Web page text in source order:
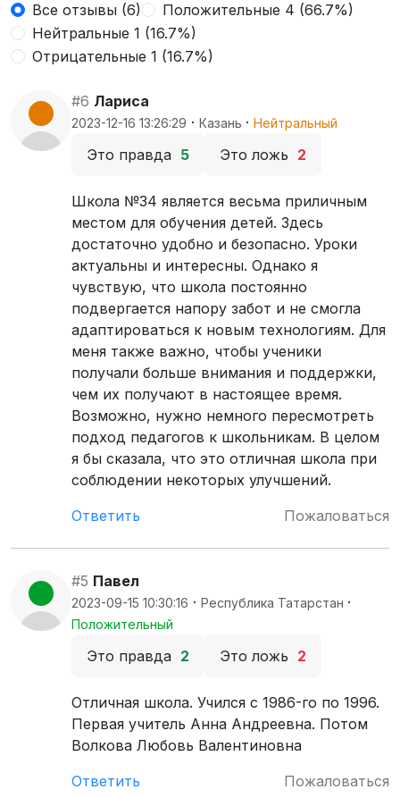
Все отзывы (6)
Положительные 4 (66.7%)
Нейтральные 1 (16.7%)
Отрицательные 1 (16.7%)
#6 Лариса
2023-12-16 13:26:29 · Казань · Нейтральный
Это правда 5 Это ложь 2
Школа №34 является весьма приличным
местом для обучения детей. Здесь
достаточно удобно и безопасно. Уроки
актуальны и интересны. Однако я
чувствую, что школа постоянно
подвергается напору забот и не смогла
адаптироваться к новым технологиям. Для
меня также важно, чтобы ученики
получали больше внимания и поддержки,
чем их получают в настоящее время.
Возможно, нужно немного пересмотреть
подход педагогов к школьникам. В целом
я бы сказала, что это отличная школа при
соблюдении некоторых улучшений.
Ответить
Пожаловаться
#5 Павел
2023-09-15 10:30:16 · Республика Татарстан ·
Положительный
Это правда 2 Это ложь 2
Отличная школа. Учился с 1986-го по 1996.
Первая учитель Анна Андреевна. Потом
Волкова Любовь Валентиновна
Ответить
Пожаловаться